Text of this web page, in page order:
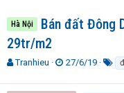
Hà Nội
Bán đất Đông
29tr/m2
T
r
Tranhieu
N
à
27/6/19
k